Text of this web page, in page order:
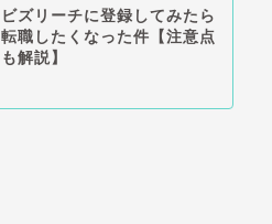
ビズリーチに登録してみたら
転職したくなった件【注意点
も解説】